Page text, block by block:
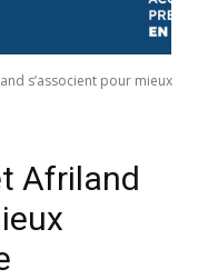
s’associent pour mieux
Afriland